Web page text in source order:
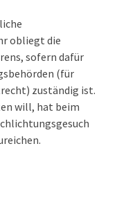
obliegt die
sofern dafür
(für
zuständig ist.
will, hat beim